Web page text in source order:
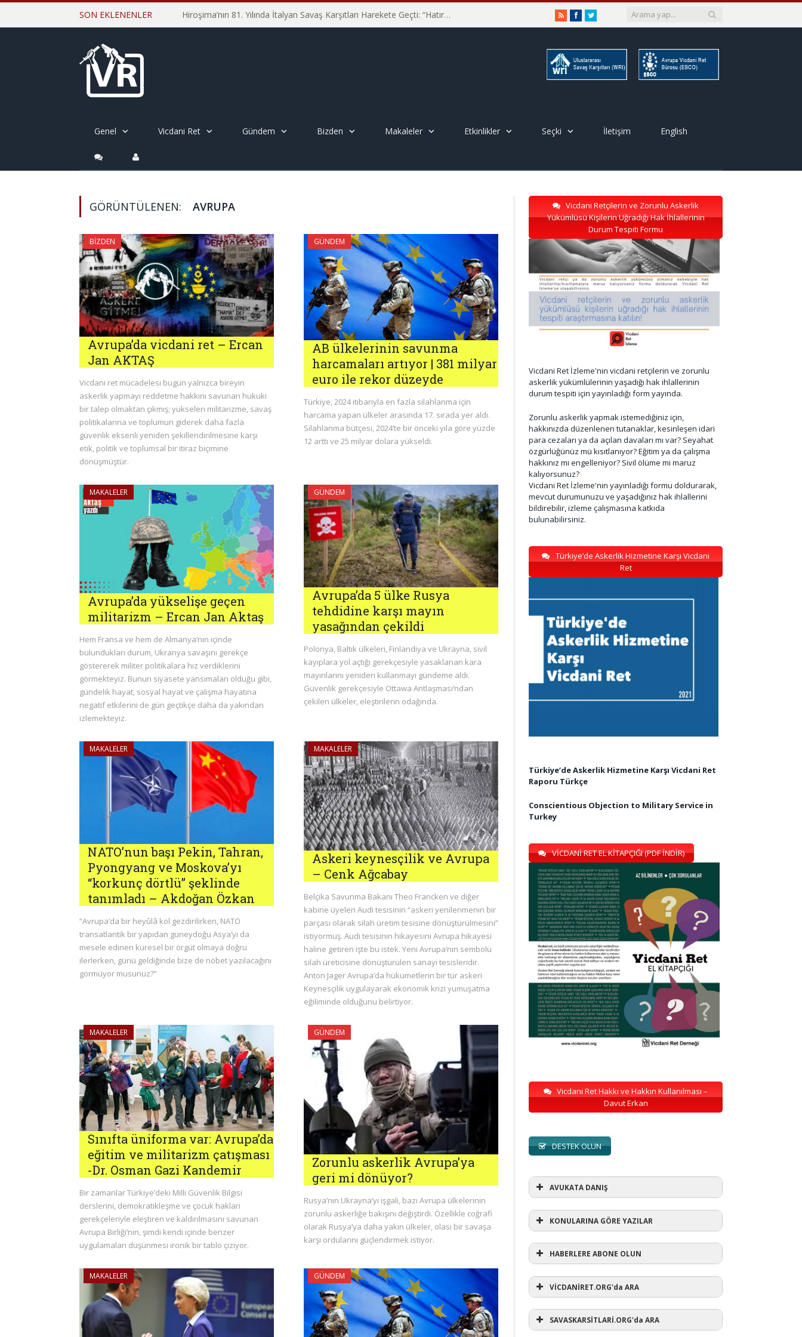
SON EKLENENLER Hiroşima’nın 81. Yılında İtalyan Savaş Karşıtları Harekete Geçti: “Hatırlamak yeterli değil” RSSFacebookTwitter
Genel Vicdani Ret Gündem Bizden Makaleler Etkinlikler Seçki İletişim English
GÖRÜNTÜLENEN: AVRUPA
BIZDEN
Avrupa’da vicdani ret – Ercan
Jan AKTAŞ
Vicdani ret mücadelesi bugün yalnızca bireyin
askerlik yapmayı reddetme hakkını savunan hukuki
bir talep olmaktan çıkmış; yükselen militarizme, savaş
politikalarına ve toplumun giderek daha fazla
güvenlik eksenli yeniden şekillendirilmesine karşı
etik, politik ve toplumsal bir itiraz biçimine
dönüşmüştür.
GÜNDEM
AB ülkelerinin savunma
harcamaları artıyor | 381 milyar
euro ile rekor düzeyde
Türkiye, 2024 itibarıyla en fazla silahlanma için
harcama yapan ülkeler arasında 17. sırada yer aldı.
Silahlanma bütçesi, 2024’te bir önceki yıla göre yüzde
12 arttı ve 25 milyar dolara yükseldi.
MAKALELER
Avrupa’da yükselişe geçen
militarizm – Ercan Jan Aktaş
Hem Fransa ve hem de Almanya’nın içinde
bulundukları durum, Ukranya savaşını gerekçe
göstererek militer politikalara hız verdiklerini
görmekteyiz. Bunun siyasete yansımaları olduğu gibi,
gündelik hayat, sosyal hayat ve çalışma hayatına
negatif etkilerini de gün geçtikçe daha da yakından
izlemekteyiz.
GÜNDEM
Avrupa’da 5 ülke Rusya
tehdidine karşı mayın
yasağından çekildi
Polonya, Baltık ülkeleri, Finlandiya ve Ukrayna, sivil
kayıplara yol açtığı gerekçesiyle yasaklanan kara
mayınlarını yeniden kullanmayı gündeme aldı.
Güvenlik gerekçesiyle Ottawa Antlaşması’ndan
çekilen ülkeler, eleştirilerin odağında.
MAKALELER
NATO’nun başı Pekin, Tahran,
Pyongyang ve Moskova’yı
“korkunç dörtlü” şeklinde
tanımladı – Akdoğan Özkan
“Avrupa’da bir heyûlâ kol gezdirilirken, NATO
transatlantik bir yapıdan güneydoğu Asya’yı da
mesele edinen küresel bir örgüt olmaya doğru
ilerlerken, günü geldiğinde bize de nöbet yazılacağını
görmüyor musunuz?”
MAKALELER
Askeri keynesçilik ve Avrupa
– Cenk Ağcabay
Belçika Savunma Bakanı Theo Francken ve diğer
kabine üyeleri Audi tesisinin “askeri yenilenmenin bir
parçası olarak silah üretim tesisine dönüştürülmesini”
istiyormuş. Audi tesisinin hikayesini Avrupa hikayesi
haline getiren işte bu istek. Yeni Avrupa’nın sembolü
silah üreticisine dönüştürülen sanayi tesisleridir.
Anton Jager Avrupa’da hükümetlerin bir tür askeri
Keynesçilik uygulayarak ekonomik krizi yumuşatma
eğiliminde olduğunu belirtiyor.
MAKALELER
Sınıfta üniforma var: Avrupa’da
eğitim ve militarizm çatışması
-Dr. Osman Gazi Kandemir
Bir zamanlar Türkiye’deki Milli Güvenlik Bilgisi
derslerini, demokratikleşme ve çocuk hakları
gerekçeleriyle eleştiren ve kaldırılmasını savunan
Avrupa Birliği’nin, şimdi kendi içinde benzer
uygulamaları düşünmesi ironik bir tablo çiziyor.
GÜNDEM
Zorunlu askerlik Avrupa’ya
geri mi dönüyor?
Rusya’nın Ukrayna’yı işgali, bazı Avrupa ülkelerinin
zorunlu askerliğe bakışını değiştirdi. Özellikle coğrafi
olarak Rusya’ya daha yakın ülkeler, olası bir savaşa
karşı ordularını güçlendirmek istiyor.
MAKALELER GÜNDEM
Vicdani Retçilerin ve Zorunlu Askerlik
Yükümlüsü Kişilerin Uğradığı Hak İhlallerinin
Durum Tespiti Formu
Vicdani Ret İzleme'nin vicdani retçilerin ve zorunlu
askerlik yükümlülerinin yaşadığı hak ihlallerinin
durum tespiti için yayınladığı form yayında.
Zorunlu askerlik yapmak istemediğiniz için,
hakkınızda düzenlenen tutanaklar, kesinleşen idari
para cezaları ya da açılan davaları mı var? Seyahat
özgürlüğünüz mü kısıtlanıyor? Eğitim ya da çalışma
hakkınız mı engelleniyor? Sivil ölüme mi maruz
kalıyorsunuz?
Vicdani Ret İzleme'nin yayınladığı formu doldurarak,
mevcut durumunuzu ve yaşadığınız hak ihlallerini
bildirebilir, izleme çalışmasına katkıda
bulunabilirsiniz.
Türkiye’de Askerlik Hizmetine Karşı Vicdani
Ret
Türkiye’de Askerlik Hizmetine Karşı Vicdani Ret
Raporu Türkçe
Conscientious Objection to Military Service in
Turkey
VİCDANİ RET EL KİTAPÇIĞI (PDF İNDİR)
Vicdani Ret Hakkı ve Hakkın Kullanılması –
Davut Erkan
DESTEK OLUN
AVUKATA DANIŞ
AVUKATA DANIŞ
KONULARINA GÖRE YAZILAR
KONULARINA GÖRE YAZILAR
#refusewar(1)
'dur' ihtarı(3)
HABERLERE ABONE OLUN
VİCDANİRET.ORG'da ARA
SAVASKARSİTLARİ.ORG'da ARA